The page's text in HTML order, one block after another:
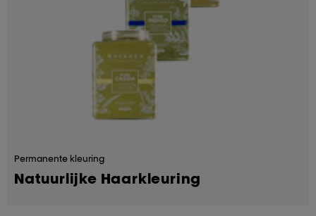
Permanente kleuring
Natuurlijke Haarkleuring